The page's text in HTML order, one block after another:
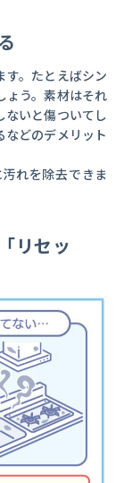
す。たとえばシン
ょう。素材はそれ
ないと傷ついてし
などのデメリット
れを除去できま
リセッ